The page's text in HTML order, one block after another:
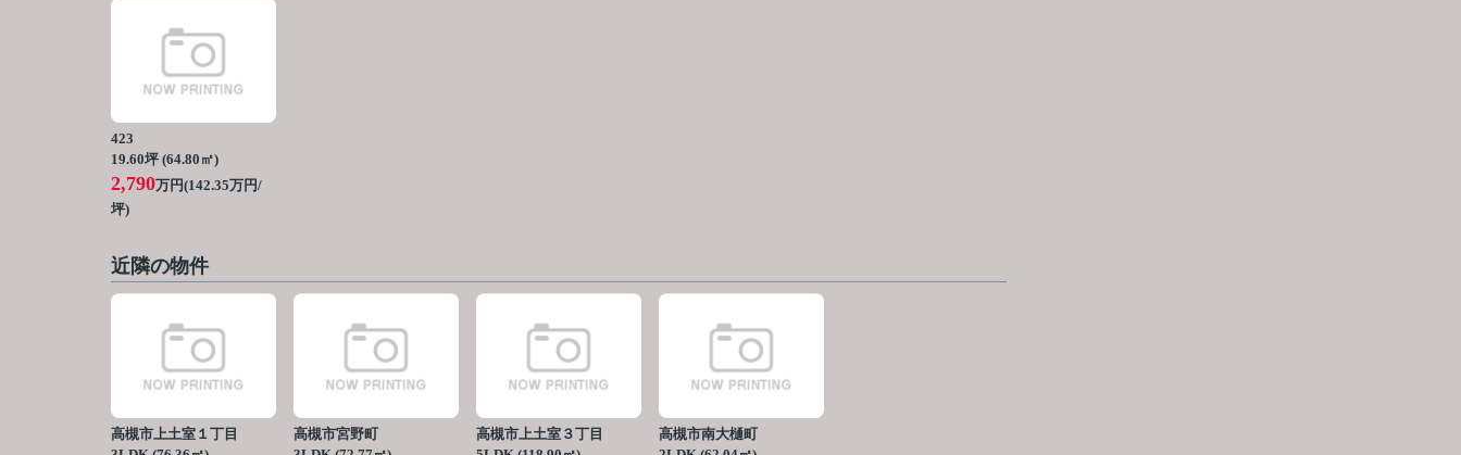
423
19.60坪 (64.80㎡)
2,790万円(142.35万円/
坪)
近隣の物件
高槻市上土室１丁目
高槻市宮野町
高槻市上土室３丁目
高槻市南大樋町